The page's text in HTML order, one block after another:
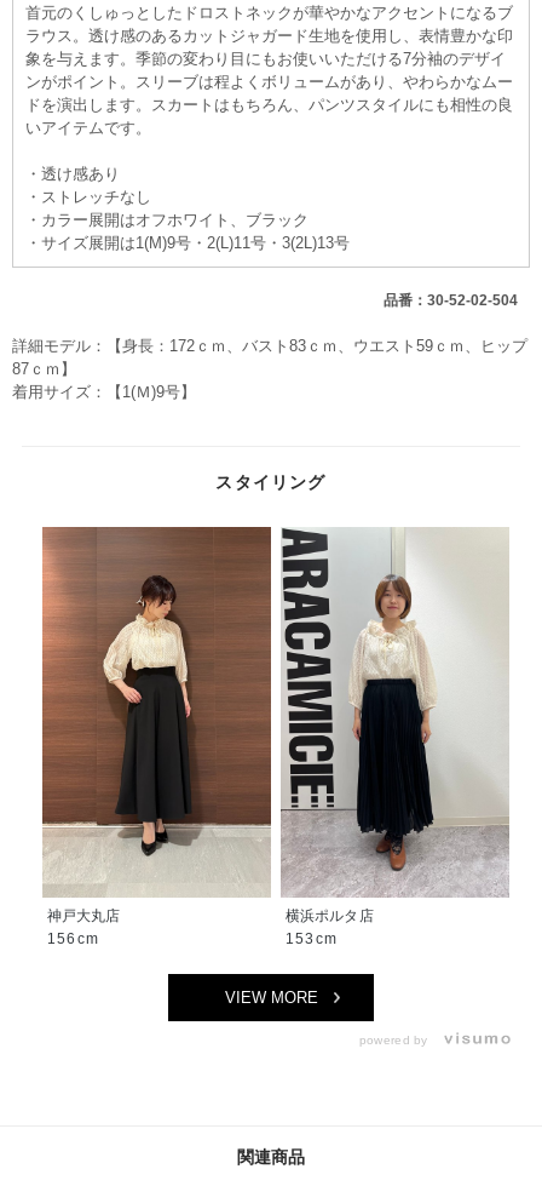
首元のくしゅっとしたドロストネックが華やかなアクセントになるブ
ラウス。透け感のあるカットジャガード生地を使用し、表情豊かな印
象を与えます。季節の変わり目にもお使いいただける7分袖のデザイ
ンがポイント。スリーブは程よくボリュームがあり、やわらかなムー
ドを演出します。スカートはもちろん、パンツスタイルにも相性の良
いアイテムです。
・透け感あり
・ストレッチなし
・カラー展開はオフホワイト、ブラック
・サイズ展開は1(M)9号・2(L)11号・3(2L)13号
品番：30-52-02-504
詳細モデル：【身長：172ｃｍ、バスト83ｃｍ、ウエスト59ｃｍ、ヒップ
87ｃｍ】
着用サイズ：【1(Ｍ)9号】
スタイリング
神戸大丸店
156cm
横浜ポルタ店
153cm
VIEW MORE
powered by
関連商品